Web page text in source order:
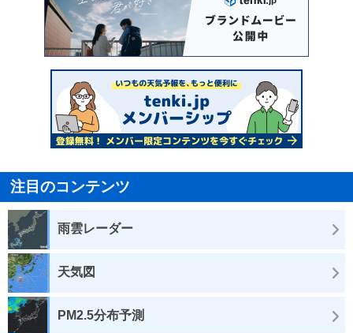
注目のコンテンツ
雨雲レーダー
天気図
PM2.5分布予測